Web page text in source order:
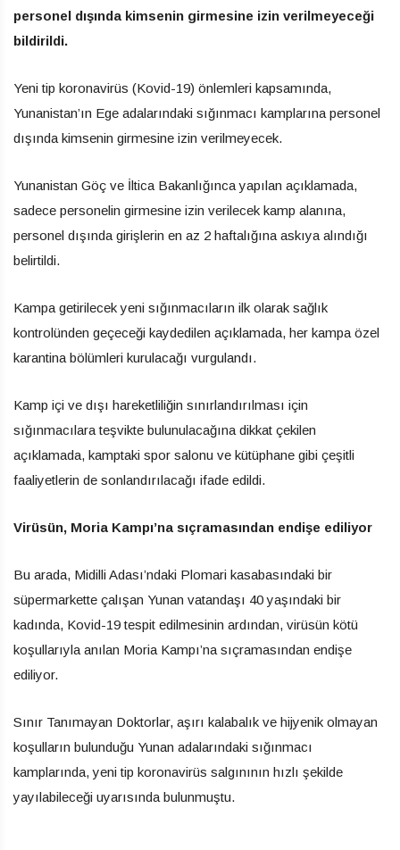
personel dışında kimsenin girmesine izin verilmeyeceği
bildirildi.
Yeni tip koronavirüs (Kovid-19) önlemleri kapsamında,
Yunanistan’ın Ege adalarındaki sığınmacı kamplarına personel
dışında kimsenin girmesine izin verilmeyecek.
Yunanistan Göç ve İltica Bakanlığınca yapılan açıklamada,
sadece personelin girmesine izin verilecek kamp alanına,
personel dışında girişlerin en az 2 haftalığına askıya alındığı
belirtildi.
Kampa getirilecek yeni sığınmacıların ilk olarak sağlık
kontrolünden geçeceği kaydedilen açıklamada, her kampa özel
karantina bölümleri kurulacağı vurgulandı.
Kamp içi ve dışı hareketliliğin sınırlandırılması için
sığınmacılara teşvikte bulunulacağına dikkat çekilen
açıklamada, kamptaki spor salonu ve kütüphane gibi çeşitli
faaliyetlerin de sonlandırılacağı ifade edildi.
Virüsün, Moria Kampı’na sıçramasından endişe ediliyor
Bu arada, Midilli Adası’ndaki Plomari kasabasındaki bir
süpermarkette çalışan Yunan vatandaşı 40 yaşındaki bir
kadında, Kovid-19 tespit edilmesinin ardından, virüsün kötü
koşullarıyla anılan Moria Kampı’na sıçramasından endişe
ediliyor.
Sınır Tanımayan Doktorlar, aşırı kalabalık ve hijyenik olmayan
koşulların bulunduğu Yunan adalarındaki sığınmacı
kamplarında, yeni tip koronavirüs salgınının hızlı şekilde
yayılabileceği uyarısında bulunmuştu.